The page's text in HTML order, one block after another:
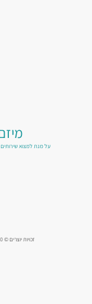
על מנת למצוא
זכויות יוצרים © 2020 כל זכויות היוצרים באתר זה שמורות למשרד השלוחים